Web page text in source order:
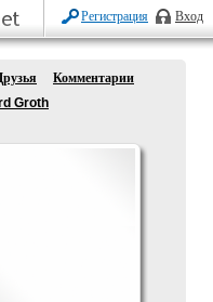
Регистрация Вход
Комментарии
Groth